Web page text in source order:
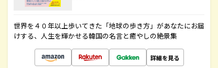
世界を４０年以上歩いてきた「地球の歩き方」があなたにお届
けする、人生を輝かせる韓国の名言と癒やしの絶景集
詳細を見る